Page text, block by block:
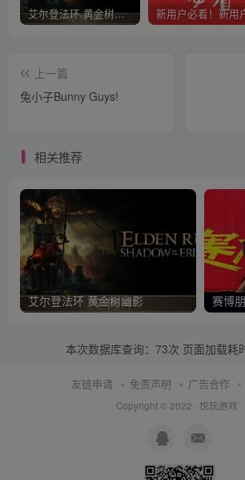
艾尔登法环 黄金树幽影
上一篇
兔小子Bunny Guys!
相关推荐
艾尔登法环 黄金树幽影 赛博
本次数据库查询：73次 页面加载耗
友链申请 免责声明 广告合作
Copyright © 2022 · 悦玩游戏 ·